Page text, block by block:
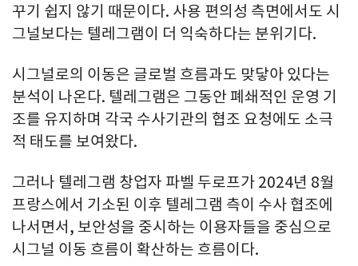
꾸기 쉽지 않기 때문이다. 사용 편의성 측면에서도 시
그널보다는 텔레그램이 더 익숙하다는 분위기다.
시그널로의 이동은 글로벌 흐름과도 맞닿아 있다는
분석이 나온다. 텔레그램은 그동안 폐쇄적인 운영 기
조를 유지하며 각국 수사기관의 협조 요청에도 소극
적 태도를 보여왔다.
그러나 텔레그램 창업자 파벨 두로프가 2024년 8월
프랑스에서 기소된 이후 텔레그램 측이 수사 협조에
나서면서, 보안성을 중시하는 이용자들을 중심으로
시그널 이동 흐름이 확산하는 흐름이다.